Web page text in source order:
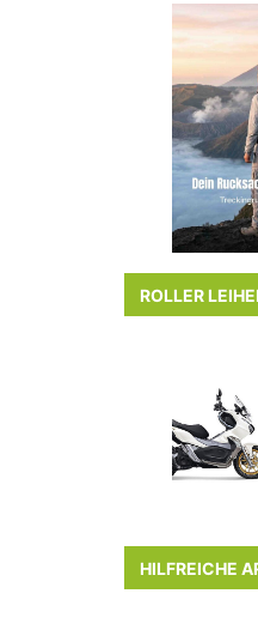
ROLLER
HILFREICHE